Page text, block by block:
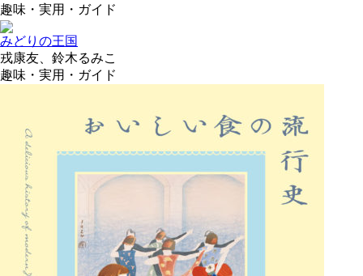
趣味・実用・ガイド
みどりの王国
戎康友、鈴木るみこ
趣味・実用・ガイド